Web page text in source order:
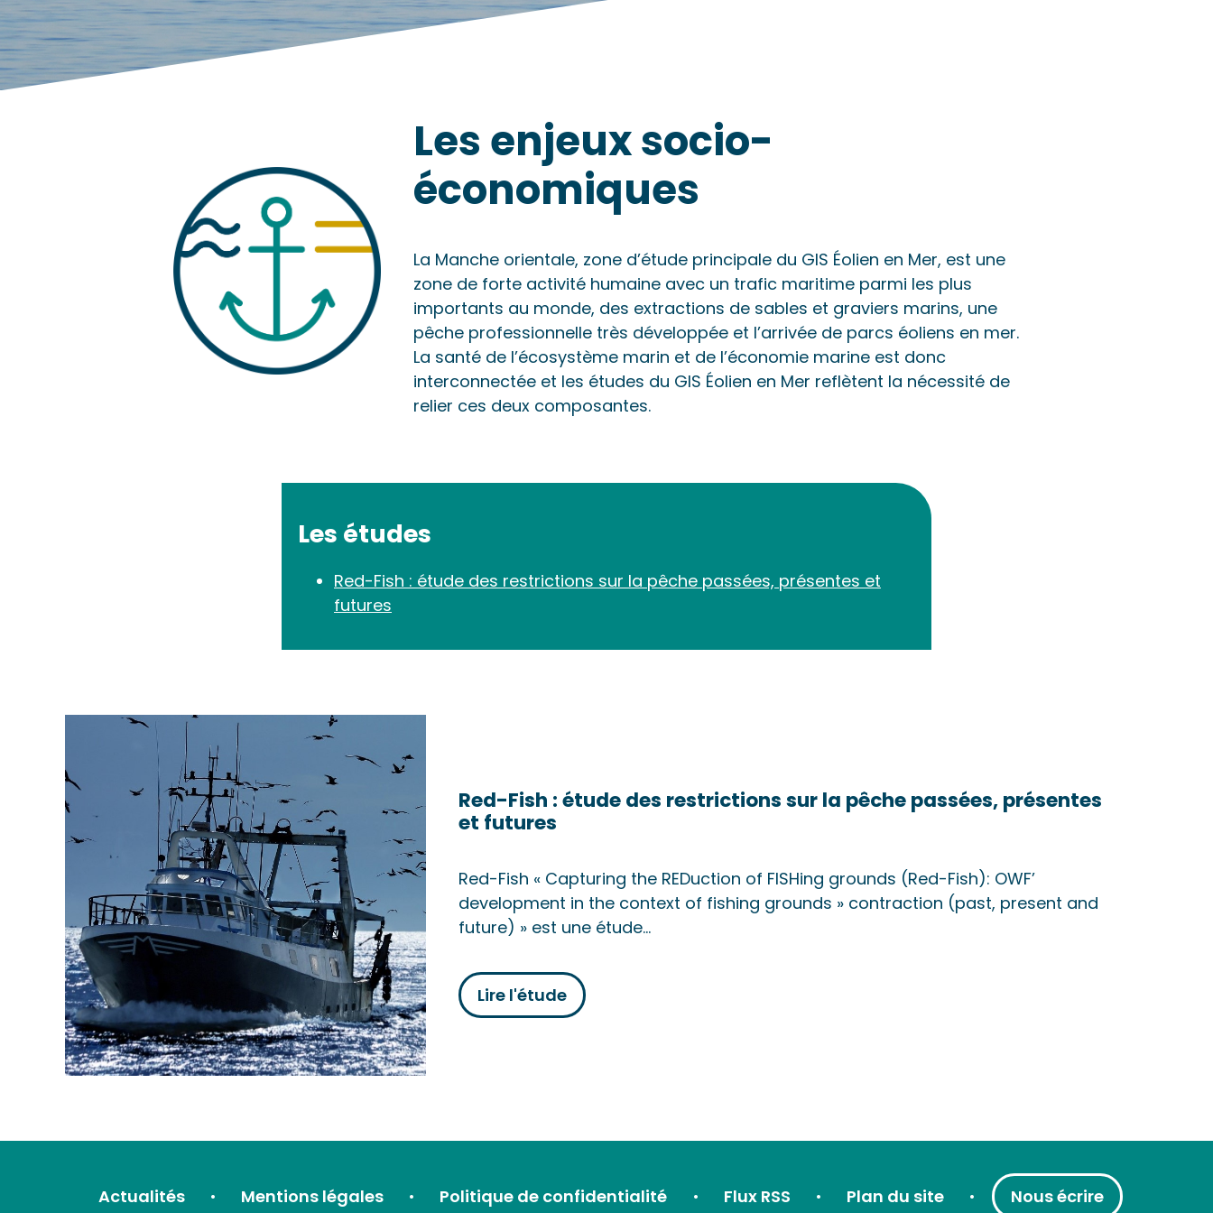
Les enjeux socio-
économiques
La Manche orientale, zone d’étude principale du GIS Éolien en Mer, est une
zone de forte activité humaine avec un trafic maritime parmi les plus
importants au monde, des extractions de sables et graviers marins, une
pêche professionnelle très développée et l’arrivée de parcs éoliens en mer.
La santé de l’écosystème marin et de l’économie marine est donc
interconnectée et les études du GIS Éolien en Mer reflètent la nécessité de
relier ces deux composantes.
Les études
Red-Fish : étude des restrictions sur la pêche passées, présentes et
futures
Red-Fish : étude des restrictions sur la pêche passées, présentes
et futures
Red-Fish « Capturing the REDuction of FISHing grounds (Red-Fish): OWF’
development in the context of fishing grounds » contraction (past, present and
future) » est une étude…
Lire l'étude
Actualités Mentions légales Politique de confidentialité Flux RSS Plan du site Nous écrire